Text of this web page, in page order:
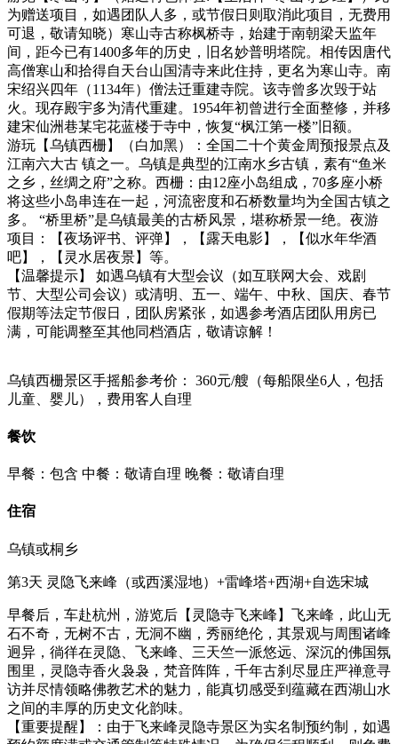
为赠送项目，如遇团队人多，或节假日则取消此项目，无费用
可退，敬请知晓）寒山寺古称枫桥寺，始建于南朝梁天监年
间，距今已有1400多年的历史，旧名妙普明塔院。相传因唐代
高僧寒山和拾得自天台山国清寺来此住持，更名为寒山寺。南
宋绍兴四年（1134年）僧法迁重建寺院。该寺曾多次毁于站
火。现存殿宇多为清代重建。1954年初曾进行全面整修，并移
建宋仙洲巷某宅花蓝楼于寺中，恢复“枫江第一楼”旧额。
游玩【乌镇西栅】（白加黑）：全国二十个黄金周预报景点及
江南六大古 镇之一。乌镇是典型的江南水乡古镇，素有“鱼米
之乡，丝绸之府”之称。西栅：由12座小岛组成，70多座小桥
将这些小岛串连在一起，河流密度和石桥数量均为全国古镇之
多。 “桥里桥”是乌镇最美的古桥风景，堪称桥景一绝。夜游
项目：【夜场评书、评弹】，【露天电影】，【似水年华酒
吧】，【灵水居夜景】等。
【温馨提示】 如遇乌镇有大型会议（如互联网大会、戏剧
节、大型公司会议）或清明、五一、端午、中秋、国庆、春节
假期等法定节假日，团队房紧张，如遇参考酒店团队用房已
满，可能调整至其他同档酒店，敬请谅解！
乌镇西栅景区手摇船参考价： 360元/艘（每船限坐6人，包括
儿童、婴儿），费用客人自理
餐饮
早餐：包含 中餐：敬请自理 晚餐：敬请自理
住宿
乌镇或桐乡
第3天 灵隐飞来峰（或西溪湿地）+雷峰塔+西湖+自选宋城
早餐后，车赴杭州，游览后【灵隐寺飞来峰】飞来峰，此山无
石不奇，无树不古，无洞不幽，秀丽绝伦，其景观与周围诸峰
迥异，徜徉在灵隐、飞来峰、三天竺一派悠远、深沉的佛国氛
围里，灵隐寺香火袅袅，梵音阵阵，千年古刹尽显庄严禅意寻
访并尽情领略佛教艺术的魅力，能真切感受到蕴藏在西湖山水
之间的丰厚的历史文化韵味。
【重要提醒】：由于飞来峰灵隐寺景区为实名制预约制，如遇